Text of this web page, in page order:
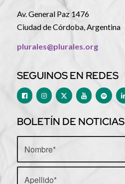
Av. General Paz 1476
Ciudad de Córdoba, Argentina
plurales@plurales.org
SEGUINOS EN REDES
BOLETÍN DE NOTICIAS